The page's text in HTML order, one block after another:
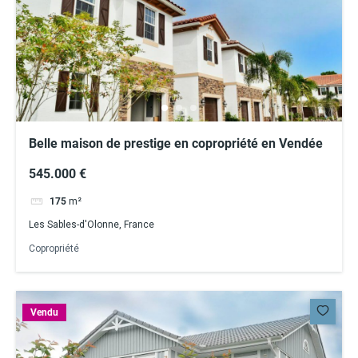
Belle maison de prestige en copropriété en Vendée
545.000 €
175 m²
Les Sables-d'Olonne, France
Copropriété
Vendu